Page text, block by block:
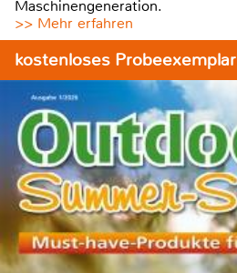
Maschinengeneration.
>> Mehr erfahren
kostenloses Probeexemplar